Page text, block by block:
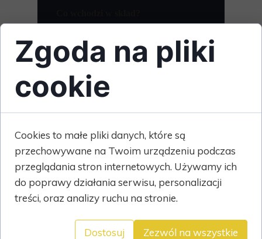
→ Funkcje Basic
→ Komunikacja
→ Projekty
→ Gratisy
→ Raporty
Profil Premium
Kompleksowe rozwiązanie dla
Zgoda na pliki
cookie
Cookies to małe pliki danych, które są
przechowywane na Twoim urządzeniu podczas
przeglądania stron internetowych. Używamy ich
do poprawy działania serwisu, personalizacji
treści, oraz analizy ruchu na stronie.
Dostosuj Zezwól na wszystkie